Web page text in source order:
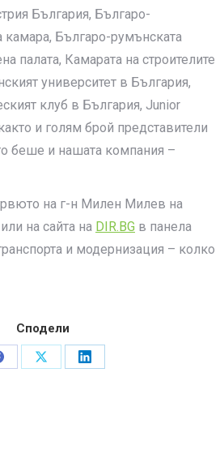
България, Българо-
камара, Българо-румънската
палата, Камарата на строителите
университет в България,
клуб в България, Junior
и голям брой представители
беше и нашата компания –
на г-н Милен Милев на
или на сайта на DIR.BG в панела
и модернизация – колко
Сподели
Share
Share